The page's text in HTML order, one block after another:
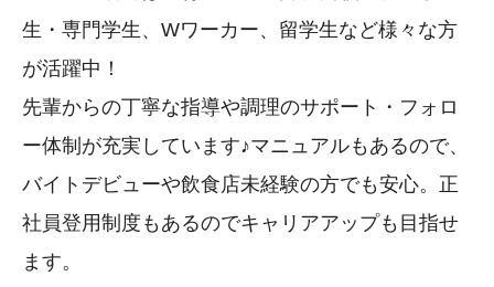
生・専門学生、Wワーカー、留学生など様々な方
が活躍中！
先輩からの丁寧な指導や調理のサポート・フォロ
ー体制が充実しています♪マニュアルもあるので、
バイトデビューや飲食店未経験の方でも安心。正
社員登用制度もあるのでキャリアアップも目指せ
ます。